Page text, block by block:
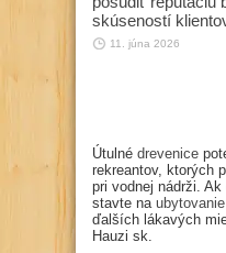
skúseností
11. júna 2026
Útulné drevenice
rekreantov, ktorých
pri vodnej nádrži.
stavte na
ďalších lákavých
Hauzi sk.